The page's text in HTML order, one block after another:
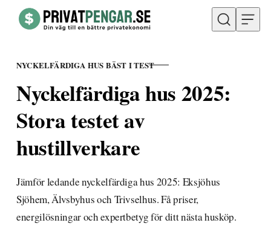
Hoppa till innehåll
KATEGORI
NYCKELFÄRDIGA HUS BÄST I TEST
Nyckelfärdiga hus 2025:
Stora testet av
hustillverkare
Jämför ledande nyckelfärdiga hus 2025: Eksjöhus
Sjöhem, Älvsbyhus och Trivselhus. Få priser,
energilösningar och expertbetyg för ditt nästa husköp.